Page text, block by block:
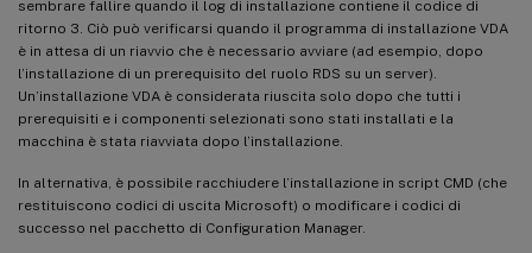
sembrare fallire quando il log di installazione contiene il codice di
ritorno 3. Ciò può verificarsi quando il programma di installazione VDA
è in attesa di un riavvio che è necessario avviare (ad esempio, dopo
l’installazione di un prerequisito del ruolo RDS su un server).
Un’installazione VDA è considerata riuscita solo dopo che tutti i
prerequisiti e i componenti selezionati sono stati installati e la
macchina è stata riavviata dopo l’installazione.
In alternativa, è possibile racchiudere l’installazione in script CMD (che
restituiscono codici di uscita Microsoft) o modificare i codici di
successo nel pacchetto di Configuration Manager.